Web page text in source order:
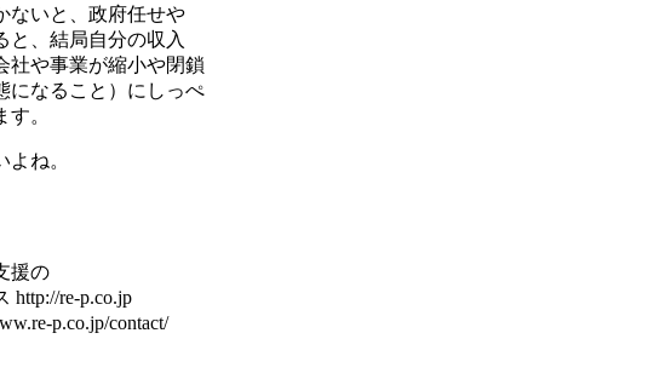
ないと、政府任せや
と、結局自分の収入
社や事業が縮小や閉鎖
になること）にしっぺ
。
ね。
援の
http://re-p.co.jp
p.co.jp/contact/